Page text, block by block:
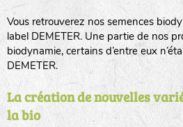
Vous retrouverez nos semences
label DEMETER. Une partie de nos
biodynamie, certains d’entre eux
DEMETER.
La création de nouvelles
la bio
: Engrais vert
L: Légumes
A: Aromatiques
BEL : Code de la variété
(Ici Belle de
20 : Année de récolte(ici 2020)
BPA : Initiales du producteur ou du